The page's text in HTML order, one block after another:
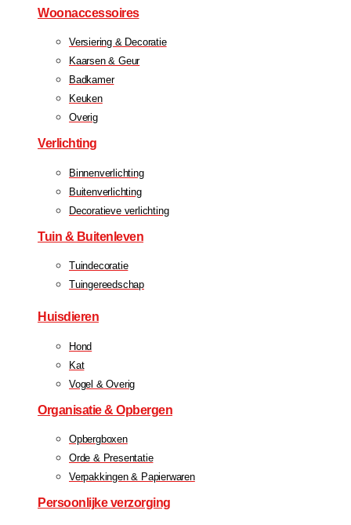
Woonaccessoires
Versiering & Decoratie
Kaarsen & Geur
Badkamer
Keuken
Overig
Verlichting
Binnenverlichting
Buitenverlichting
Decoratieve verlichting
Tuin & Buitenleven
Tuindecoratie
Tuingereedschap
Huisdieren
Hond
Kat
Vogel & Overig
Organisatie & Opbergen
Opbergboxen
Orde & Presentatie
Verpakkingen & Papierwaren
Persoonlijke verzorging